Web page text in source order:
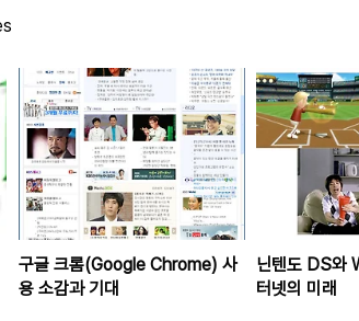
구글 크롬(Google Chrome) 사
용 소감과 기대
닌텐도 DS와
터넷의 미래